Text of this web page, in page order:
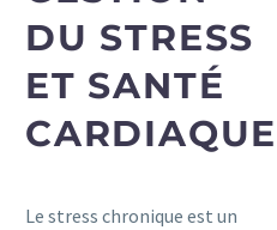
DU STRESS
ET SANTÉ
CARDIAQUE
Le stress chronique est un